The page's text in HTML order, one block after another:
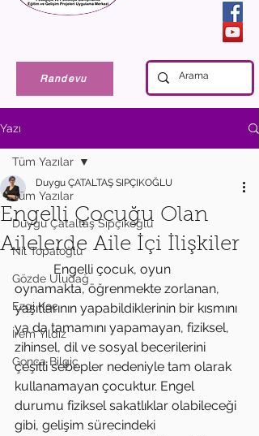
Randevu
Yazı
Tüm Yazılar
Duygu Çataltaş Sıpçıkoğlu
Nil Topaloğlu
Gözde Uludağ
Ezgi Koç
İrem Yıldız
Gonca Bilgiç
Tüm Yazılar
Engelli Çocuğu Olan
Ailelerde Aile İçi İlişkiler
Duygu ÇATALTAŞ SIPÇIKOĞLU
oynamakta, öğrenmekte zorlanan,
yaşıtlarının yapabildiklerinin bir kısmını
ya da tamamını yapamayan, fiziksel,
zihinsel, dil ve sosyal becerilerini
çeşitli sebepler nedeniyle tam olarak
kullanamayan çocuktur. Engel
durumu fiziksel sakatlıklar olabileceği
gibi, gelişim sürecindeki